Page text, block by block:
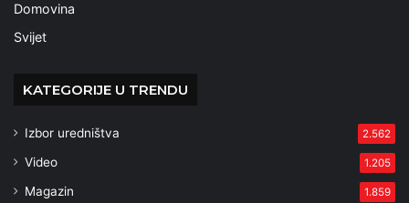
Domovina
Svijet
KATEGORIJE U TRENDU
Izbor uredništva 2.562
Video 1.205
Magazin 1.859